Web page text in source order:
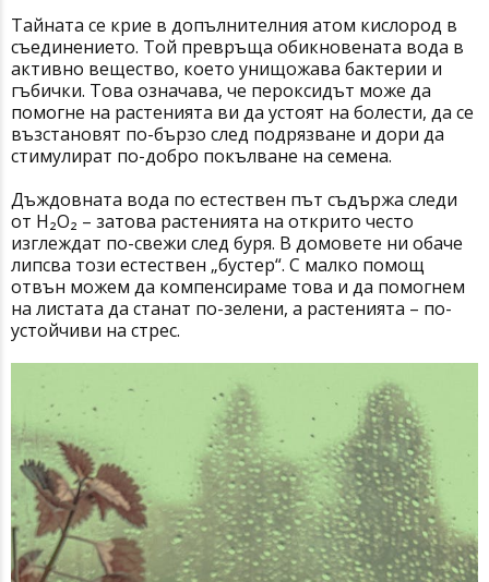
Тайната се крие в допълнителния атом кислород в
съединението. Той превръща обикновената вода в
активно вещество, което унищожава бактерии и
гъбички. Това означава, че пероксидът може да
помогне на растенията ви да устоят на болести, да се
възстановят по-бързо след подрязване и дори да
стимулират по-добро покълване на семена.
Дъждовната вода по естествен път съдържа следи
от H₂O₂ – затова растенията на открито често
изглеждат по-свежи след буря. В домовете ни обаче
липсва този естествен „бустер“. С малко помощ
отвън можем да компенсираме това и да помогнем
на листата да станат по-зелени, а растенията – по-
устойчиви на стрес.